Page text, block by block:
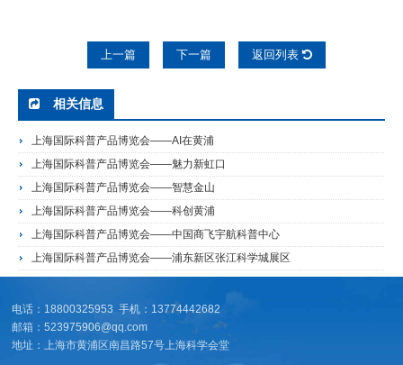
上一篇 下一篇 返回列表
相关信息
上海国际科普产品博览会——AI在黄浦
上海国际科普产品博览会——魅力新虹口
上海国际科普产品博览会——智慧金山
上海国际科普产品博览会——科创黄浦
上海国际科普产品博览会——中国商飞宇航科普中心
上海国际科普产品博览会——浦东新区张江科学城展区
电话：18800325953 手机：13774442682
邮箱：523975906@qq.com
地址：上海市黄浦区南昌路57号上海科学会堂